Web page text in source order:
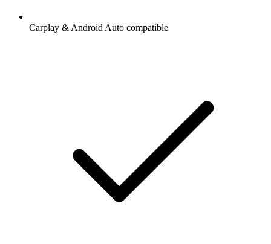
Carplay & Android Auto compatible